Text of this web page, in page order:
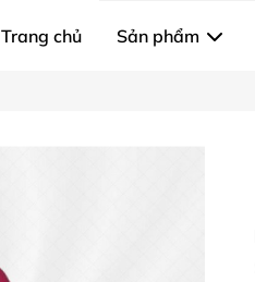
Trang chủ Sản phẩm